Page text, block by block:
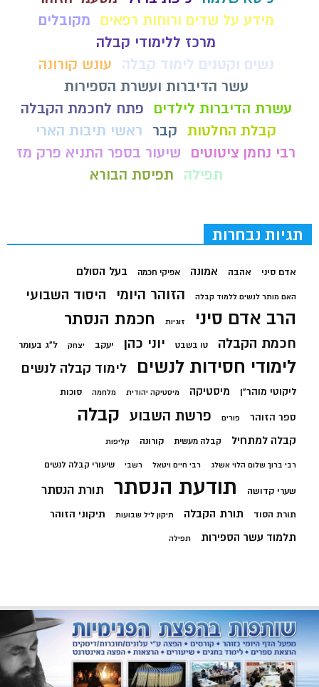
מידע על שדים ורוחות רפאים
מקובלים
מרכז ללימודי קבלה
נשים וקטנים לימוד קבלה
עונש קורונה
עשר הדיברות ועשרת הספירות
עשרת הדיברות לילדים
פתח לחכמת הקבלה
קבלת החלטות קבר
ראשי תיבות הארי
רבי נחמן ציטוטים
שיעור בספר התניא פרק מז
תפילה
תפיסת הבורא
תגיות נבחרות
אדם סיני אהבה אמונה אפיקי חכמה בעל הסולם
האם מותר לנשים ללמוד קבלה הזוהר היומי היסוד השבועי
הרב אדם סיני זוגיות חכמת הנסתר
חכמת הקבלה טו בשבט יוני כהן יעקב יצחק ל"ג בעומר
לימודי חסידות לנשים לימוד קבלה לנשים
ליקוטי מוהר"ן מיסטיקה מיסטיקה יהודית מלחמה סוכות
ספר הזוהר פורים פרשת השבוע קבלה
קבלה למתחיל קבלה מעשית קורונה קליפות
רבי ברוך שלום הלוי אשלג רבי חיים ויטאל רשבי שיעורי קבלה לנשים
שערי קדושה תודעת הנסתר תורת הנסתר
תורת הסוד תורת הקבלה תיקון ליל שבועות תיקוני הזוהר
תלמוד עשר הספירות תפילה